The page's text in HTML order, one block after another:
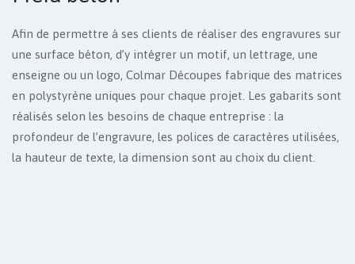
Afin de permettre à ses clients de réaliser des engravures sur
une surface béton, d’y intégrer un motif, un lettrage, une
enseigne ou un logo, Colmar Découpes fabrique des matrices
en polystyrène uniques pour chaque projet. Les gabarits sont
réalisés selon les besoins de chaque entreprise : la
profondeur de l’engravure, les polices de caractères utilisées,
la hauteur de texte, la dimension sont au choix du client.